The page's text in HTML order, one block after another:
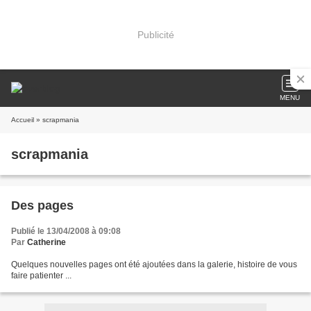
Publicité
MENU
Accueil » scrapmania
scrapmania
Des pages
Publié le 13/04/2008 à 09:08
Par Catherine
Quelques nouvelles pages ont été ajoutées dans la galerie, histoire de vous
faire patienter ...